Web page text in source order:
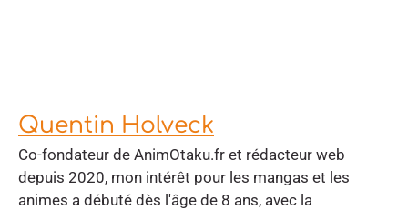
Quentin Holveck
Co-fondateur de AnimOtaku.fr et rédacteur web
depuis 2020, mon intérêt pour les mangas et les
animes a débuté dès l'âge de 8 ans, avec la